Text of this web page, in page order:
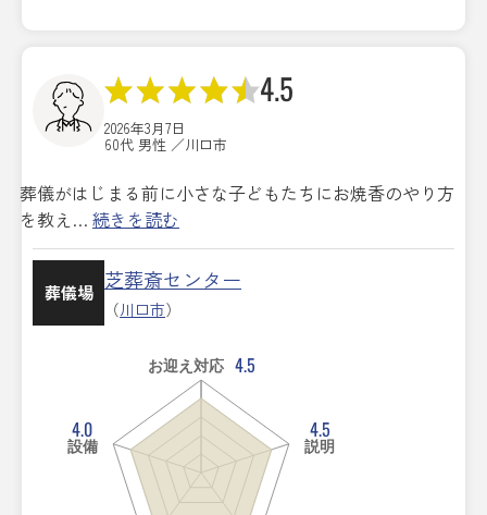
4.5
2026年3月7日
60代 男性 ／川口市
葬儀がはじまる前に小さな子どもたちにお焼香のやり方
を教え… 続きを読む
葬儀場 芝葬斎センター
（川口市）
お迎え対応 4.5
4.5
説明
4.0
設備